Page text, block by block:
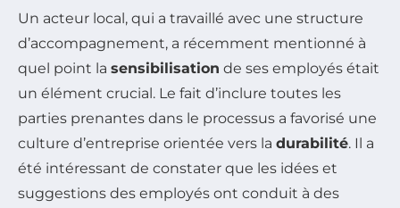
Un acteur local, qui a travaillé avec une structure
d’accompagnement, a récemment mentionné à
quel point la sensibilisation de ses employés était
un élément crucial. Le fait d’inclure toutes les
parties prenantes dans le processus a favorisé une
culture d’entreprise orientée vers la durabilité. Il a
été intéressant de constater que les idées et
suggestions des employés ont conduit à des